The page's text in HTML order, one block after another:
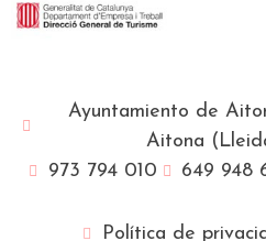
Ayuntamiento de
Aitona
973 794 010
649 948
Política de